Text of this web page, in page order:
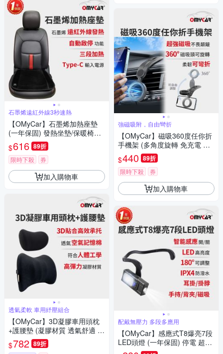
石墨烯遠紅外線3秒速熱
【OMyCar】石墨烯加熱座墊
(一年保固) 發熱坐墊/保暖椅墊/
三段調溫/居家辦公皆可
$616 89折
限時下殺 券
加入購物車
透氣柔軟 車用紓壓組合
【OMyCar】3D凝膠車用頭枕
+護腰墊 (凝膠材質 透氣舒適 車
用靠墊 車用腰枕 符合人體工學
設計)
$782 89折
強磁吸附，自由彎折
【OMyCar】磁吸360度任你折
手機架 (多角度旋轉 免充電 桌
面追劇支架 車用導航手機架 辦
公室手機座)
$440 89折
限時下殺 券
加入購物車
配戴無壓力 多段多應用
【OMyCar】感應式T8爆亮7段
LED頭燈 (一年保固) 停電 超強
光 釣魚頭燈 登山頭燈 工作燈